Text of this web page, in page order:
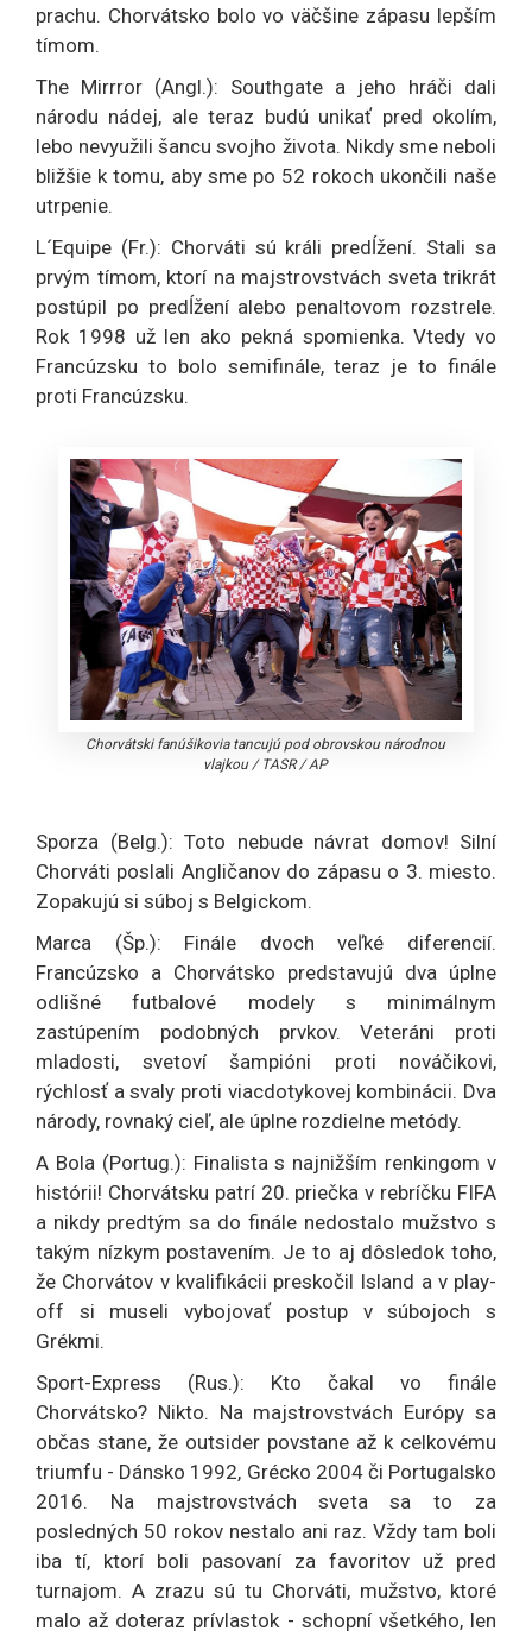
prachu. Chorvátsko bolo vo väčšine zápasu lepším
tímom.
The Mirrror (Angl.): Southgate a jeho hráči dali
národu nádej, ale teraz budú unikať pred okolím,
lebo nevyužili šancu svojho života. Nikdy sme neboli
bližšie k tomu, aby sme po 52 rokoch ukončili naše
utrpenie.
L´Equipe (Fr.): Chorváti sú králi predĺžení. Stali sa
prvým tímom, ktorí na majstrovstvách sveta trikrát
postúpil po predĺžení alebo penaltovom rozstrele.
Rok 1998 už len ako pekná spomienka. Vtedy vo
Francúzsku to bolo semifinále, teraz je to finále
proti Francúzsku.
Chorvátski fanúšikovia tancujú pod obrovskou národnou
vlajkou/ TASR / AP
Sporza (Belg.): Toto nebude návrat domov! Silní
Chorváti poslali Angličanov do zápasu o 3. miesto.
Zopakujú si súboj s Belgickom.
Marca (Šp.): Finále dvoch veľké diferencií.
Francúzsko a Chorvátsko predstavujú dva úplne
odlišné futbalové modely s minimálnym
zastúpením podobných prvkov. Veteráni proti
mladosti, svetoví šampióni proti nováčikovi,
rýchlosť a svaly proti viacdotykovej kombinácii. Dva
národy, rovnaký cieľ, ale úplne rozdielne metódy.
A Bola (Portug.): Finalista s najnižším renkingom v
histórii! Chorvátsku patrí 20. priečka v rebríčku FIFA
a nikdy predtým sa do finále nedostalo mužstvo s
takým nízkym postavením. Je to aj dôsledok toho,
že Chorvátov v kvalifikácii preskočil Island a v play-
off si museli vybojovať postup v súbojoch s
Grékmi.
Sport-Express (Rus.): Kto čakal vo finále
Chorvátsko? Nikto. Na majstrovstvách Európy sa
občas stane, že outsider povstane až k celkovému
triumfu - Dánsko 1992, Grécko 2004 či Portugalsko
2016. Na majstrovstvách sveta sa to za
posledných 50 rokov nestalo ani raz. Vždy tam boli
iba tí, ktorí boli pasovaní za favoritov už pred
turnajom. A zrazu sú tu Chorváti, mužstvo, ktoré
malo až doteraz prívlastok - schopní všetkého, len